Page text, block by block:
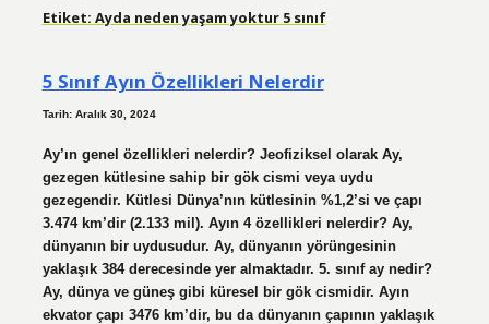
Etiket: Ayda neden yaşam yoktur 5 sınıf
5 Sınıf Ayın Özellikleri Nelerdir
Tarih: Aralık 30, 2024
Ay’ın genel özellikleri nelerdir? Jeofiziksel olarak Ay,
gezegen kütlesine sahip bir gök cismi veya uydu
gezegendir. Kütlesi Dünya’nın kütlesinin %1,2’si ve çapı
3.474 km’dir (2.133 mil). Ayın 4 özellikleri nelerdir? Ay,
dünyanın bir uydusudur. Ay, dünyanın yörüngesinin
yaklaşık 384 derecesinde yer almaktadır. 5. sınıf ay nedir?
Ay, dünya ve güneş gibi küresel bir gök cismidir. Ayın
ekvator çapı 3476 km’dir, bu da dünyanın çapının yaklaşık